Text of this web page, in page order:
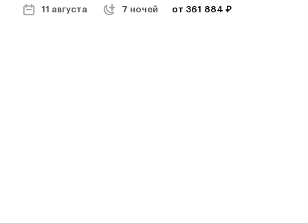
11 августа 7 ночей от 361 884 ₽